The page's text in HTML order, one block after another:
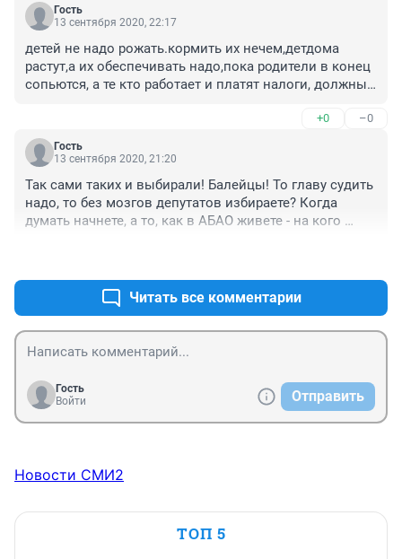
Гость
13 сентября 2020, 22:17
детей не надо рожать.кормить их нечем,детдома
растут,а их обеспечивать надо,пока родители в конец
сопьются, а те кто работает и платят налоги, должны
же путем идут спиваться,так как могут в любой
момент лишиться работы и на них начнется  гонение
за долги,армия большая --загонят вот и все. где
начнут.Родиться должны сразу юристами
экономистами и слесарями да всеми иначе яма.
+0 –0
Гость
13 сентября 2020, 21:20
Так сами таких и выбирали! Балейцы! То главу судить
надо, то без мозгов депутатов избираете? Когда
думать начнете, а то, как в АБАО живете - на кого
Читать все комментарии
Гость
Войти
Отправить
Новости СМИ2
ТОП 5